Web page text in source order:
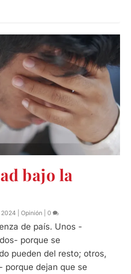
bajo la
2024 |Opinión |0
de país. Unos -
porque se
pueden del resto; otros,
porque dejan que se